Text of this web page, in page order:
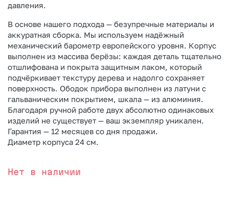
давления.
В основе нашего подхода — безупречные материалы и
аккуратная сборка. Мы используем надёжный
механический барометр европейского уровня. Корпус
выполнен из массива берёзы: каждая деталь тщательно
отшлифована и покрыта защитным лаком, который
подчёркивает текстуру дерева и надолго сохраняет
поверхность. Ободок прибора выполнен из латуни с
гальваническим покрытием, шкала — из алюминия.
Благодаря ручной работе двух абсолютно одинаковых
изделий не существует — ваш экземпляр уникален.
Гарантия — 12 месяцев со дня продажи.
Диаметр корпуса 24 см.
Нет в наличии